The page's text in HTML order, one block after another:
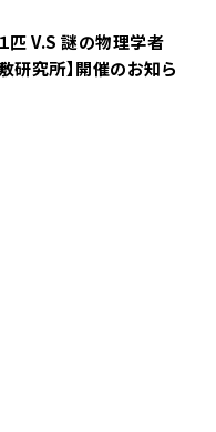
匹 V.S 謎の物理学者
研究所】開催のお知ら